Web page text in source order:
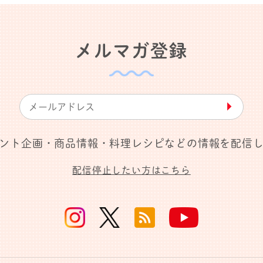
メルマガ登録
▶︎
ト企画・商品情報・料理レシピなどの情報を配信
配信停止したい方はこちら